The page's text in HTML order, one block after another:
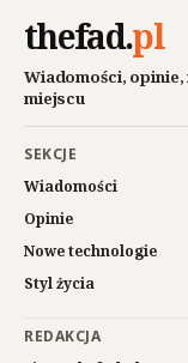
thefad.pl
Wiadomości,
miejscu
SEKCJE
Wiadomości
Opinie
Nowe technologie
Styl życia
REDAKCJA